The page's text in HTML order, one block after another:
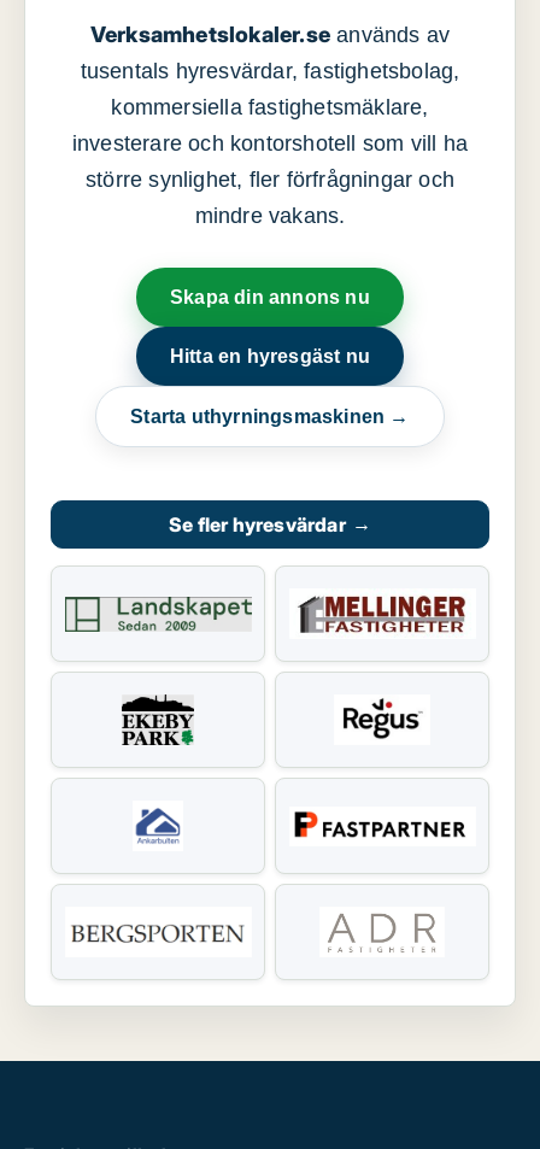
Verksamhetslokaler.se används av
tusentals hyresvärdar, fastighetsbolag,
kommersiella fastighetsmäklare,
investerare och kontorshotell som vill ha
större synlighet, fler förfrågningar och
mindre vakans.
Skapa din annons nu
Hitta en hyresgäst nu
Starta uthyrningsmaskinen →
Se fler hyresvärdar →